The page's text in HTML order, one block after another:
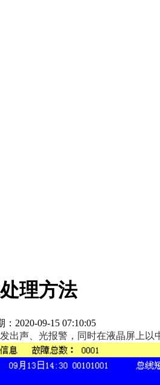
理方法
：2020-09-15 07:10:05
声、光报警，同时在液晶屏上